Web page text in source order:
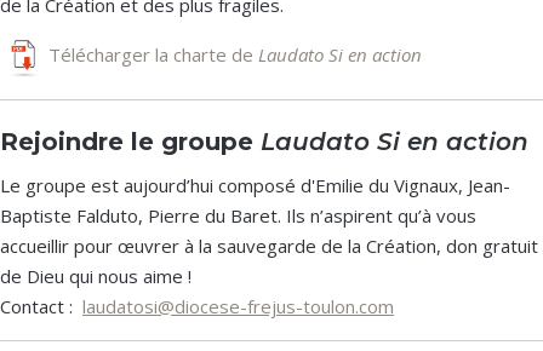
de la Création et des plus fragiles.
Télécharger la charte de Laudato Si en action
Rejoindre le groupe Laudato Si en action
Le groupe est aujourd’hui composé d'Emilie du Vignaux, Jean-
Baptiste Falduto, Pierre du Baret. Ils n’aspirent qu’à vous
accueillir pour œuvrer à la sauvegarde de la Création, don gratuit
de Dieu qui nous aime !
Contact : laudatosi@diocese-frejus-toulon.com